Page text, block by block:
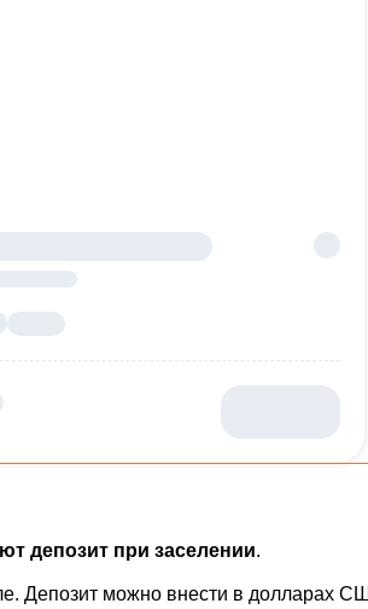
депозит при заселении.
Депозит можно внести в долларах